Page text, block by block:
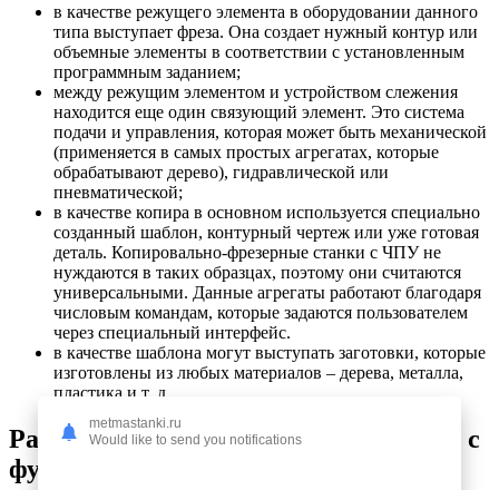
в качестве режущего элемента в оборудовании данного
типа выступает фреза. Она создает нужный контур или
объемные элементы в соответствии с установленным
программным заданием;
между режущим элементом и устройством слежения
находится еще один связующий элемент. Это система
подачи и управления, которая может быть механической
(применяется в самых простых агрегатах, которые
обрабатывают дерево), гидравлической или
пневматической;
в качестве копира в основном используется специально
созданный шаблон, контурный чертеж или уже готовая
деталь. Копировально-фрезерные станки с ЧПУ не
нуждаются в таких образцах, поэтому они считаются
универсальными. Данные агрегаты работают благодаря
числовым командам, которые задаются пользователем
через специальный интерфейс.
в качестве шаблона могут выступать заготовки, которые
изготовлены из любых материалов – дерева, металла,
пластика и т. д.
Разновидности фрезерных установок с
функцией копирования
metmastanki.ru
Would like to send you notifications